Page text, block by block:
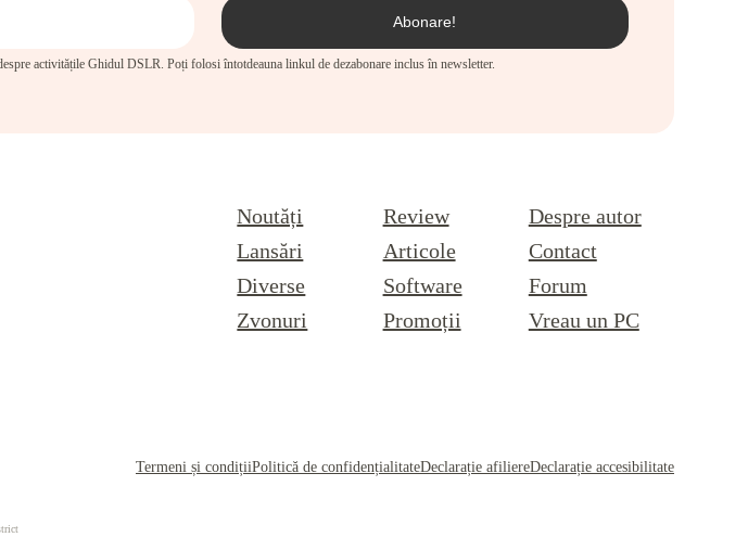
activitățile Ghidul DSLR. Poți folosi întotdeauna linkul de dezabonare inclus în newsletter.
Noutăți
Lansări
Diverse
Zvonuri
Review
Articole
Software
Promoții
Despre autor
Contact
Forum
Vreau un PC
Termeni și condițiiPolitică de confidențialitateDeclarație afiliereDeclarație accesibilitate